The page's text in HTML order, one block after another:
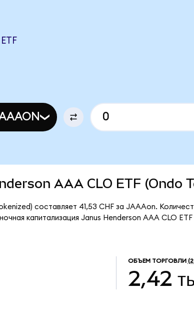
AAA CLO ETF (Ondo
составляет 41,53 CHF за JAAAon.
капитализация Janus Henderson AAA CLO
ОБЪЕМ ТОРГОВЛИ
2,42